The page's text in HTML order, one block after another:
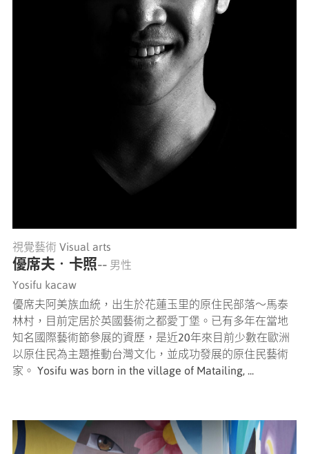
視覺藝術 Visual arts
優席夫‧卡照-- 男性
Yosifu kacaw
優席夫阿美族血統，出生於花蓮玉里的原住民部落〜馬泰
林村，目前定居於英國藝術之都愛丁堡。已有多年在當地
知名國際藝術節參展的資歷，是近20年來目前少數在歐洲
以原住民為主題推動台灣文化，並成功發展的原住民藝術
家。 Yosifu was born in the village of Matailing, ...